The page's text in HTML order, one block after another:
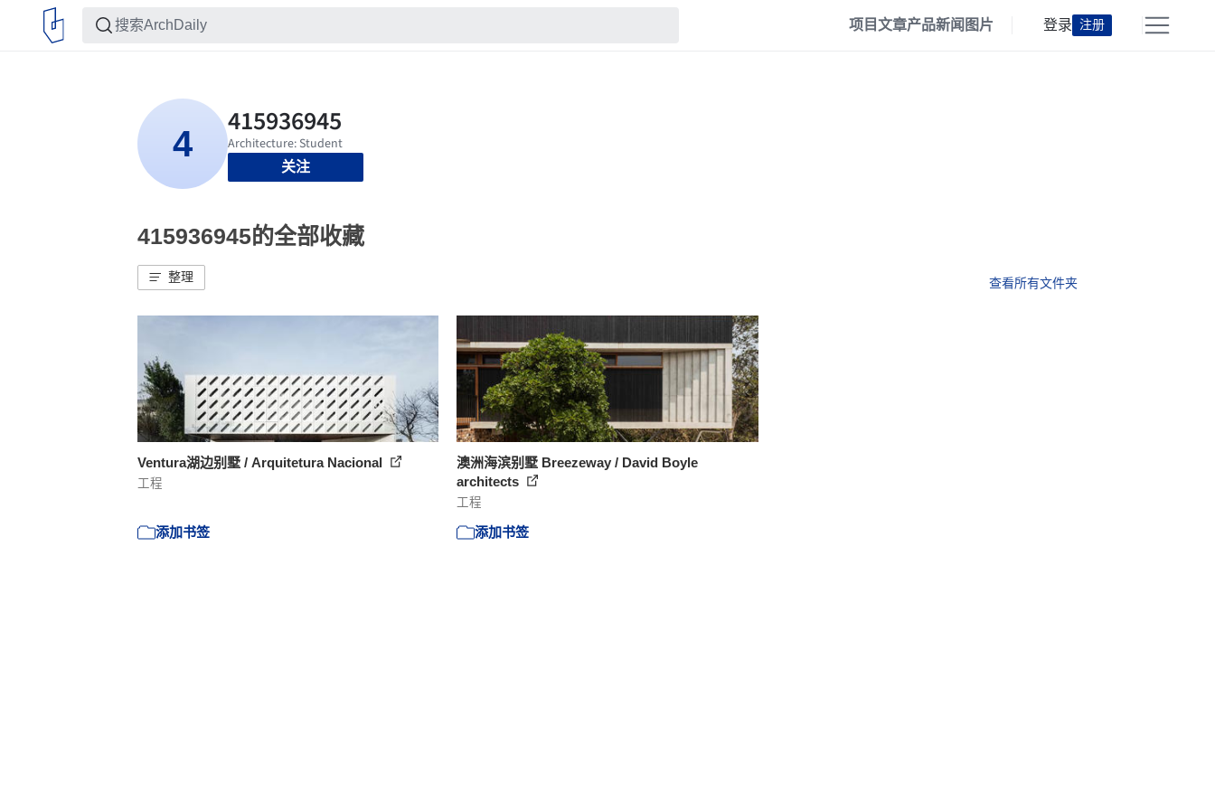
项目文章产品新闻 图片 登录 注册
关注
415936945的全部收藏
整理 查看所有文件夹
Ventura湖边别墅 / Arquitetura Nacional
工程
添加书签
澳洲海滨别墅 Breezeway / David Boyle
architects
工程
添加书签